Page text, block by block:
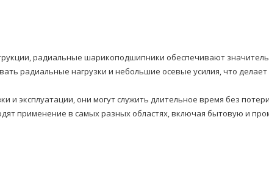
радиальные шарикоподшипники обеспечивают
радиальные нагрузки и небольшие осевые усилия, что
и эксплуатации, они могут служить длительное время без
применение в самых разных областях, включая бытовую и